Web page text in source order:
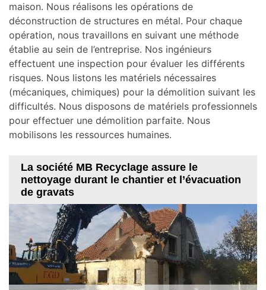
maison. Nous réalisons les opérations de
déconstruction de structures en métal. Pour chaque
opération, nous travaillons en suivant une méthode
établie au sein de l’entreprise. Nos ingénieurs
effectuent une inspection pour évaluer les différents
risques. Nous listons les matériels nécessaires
(mécaniques, chimiques) pour la démolition suivant les
difficultés. Nous disposons de matériels professionnels
pour effectuer une démolition parfaite. Nous
mobilisons les ressources humaines.
La société MB Recyclage assure le
nettoyage durant le chantier et l’évacuation
de gravats